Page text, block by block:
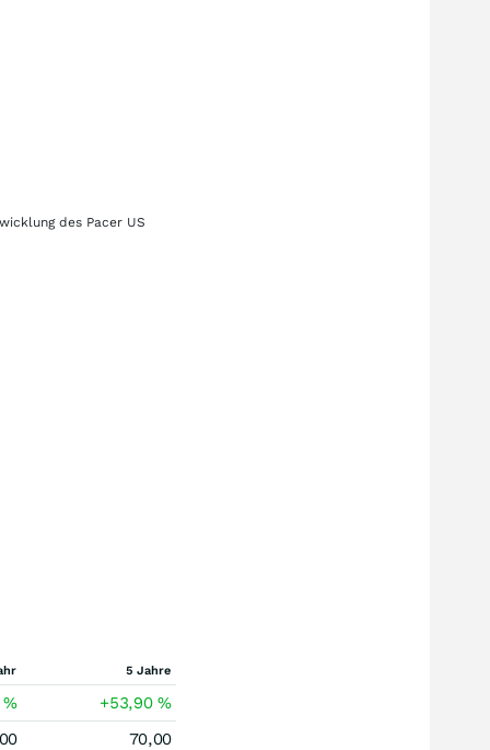
des Pacer US
5 Jahre
% +53,90%
70,00